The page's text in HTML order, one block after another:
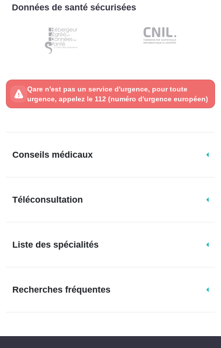
Données de santé sécurisées
Qare n'est pas un service d'urgence, pour toute
urgence, appelez le 112 (numéro d'urgence européen)
Conseils médicaux
Téléconsultation
Liste des spécialités
Recherches fréquentes